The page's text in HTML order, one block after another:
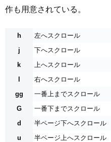
作も用意されている。
h
左へスクロール
j
下へスクロール
k
上へスクロール
l
右へスクロール
gg
一番上までスクロール
G
一番下までスクロール
d
半ページ下へスクロール
u
半ページ上へスクロール